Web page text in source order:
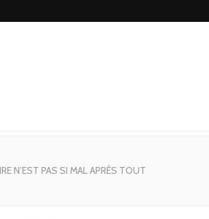
N’EST PAS SI MAL APRÈS TOUT